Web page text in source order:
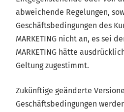
abweichende Regelungen,
Geschäftsbedingungen des
MARKETING nicht an, es sei
MARKETING hätte
Geltung zugestimmt.
Zukünftige geänderte
Geschäftsbedingungen